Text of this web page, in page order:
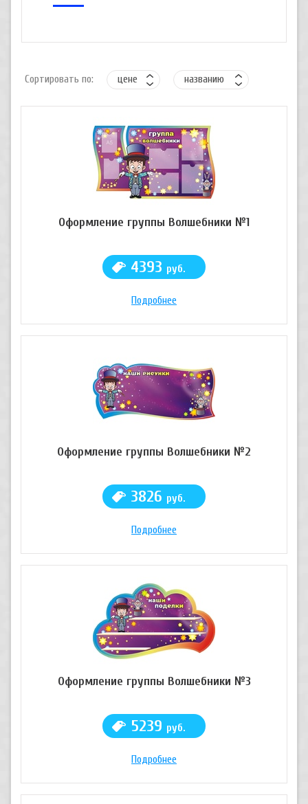
Сортировать по: цене названию
Оформление группы Волшебники №1
4393 руб.
Подробнее
Оформление группы Волшебники №2
3826 руб.
Подробнее
Оформление группы Волшебники №3
5239 руб.
Подробнее